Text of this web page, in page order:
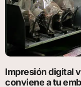
Impresión digital
conviene a tu